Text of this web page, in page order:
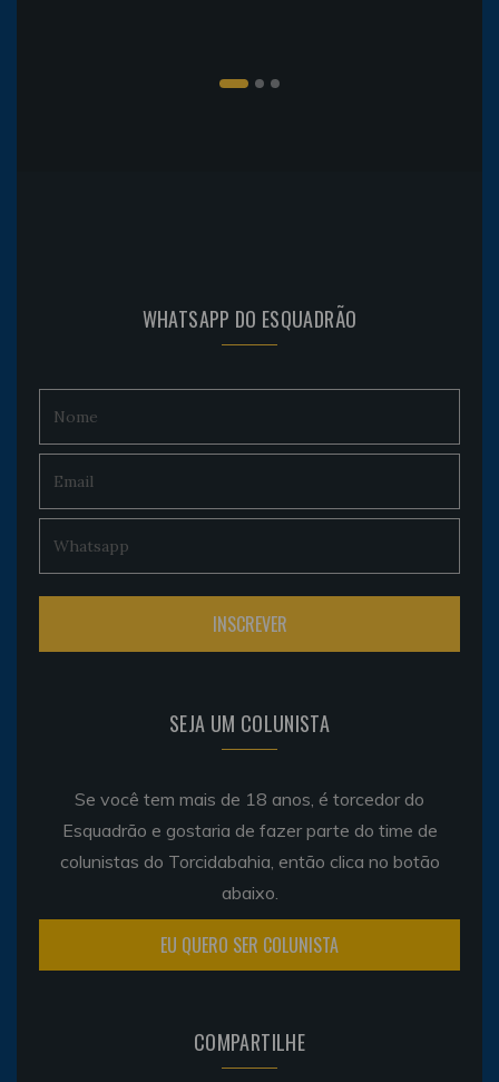
WHATSAPP DO ESQUADRÃO
SEJA UM COLUNISTA
Se você tem mais de 18 anos, é torcedor do
Esquadrão e gostaria de fazer parte do time de
colunistas do Torcidabahia, então clica no botão
abaixo.
EU QUERO SER COLUNISTA
COMPARTILHE